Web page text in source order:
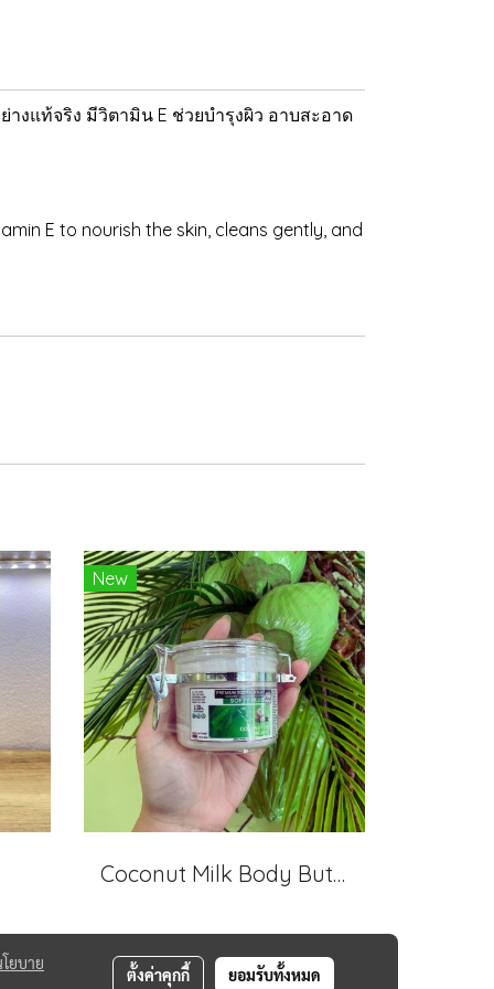
แท้จริง มีวิตามิน E ช่วยบำรุงผิว อาบสะอาด
E to nourish the skin, cleans gently, and
New
Coconut Milk Body Butter Cream
ยบาย
ตั้งค่าคุกกี้ ยอมรับทั้งหมด